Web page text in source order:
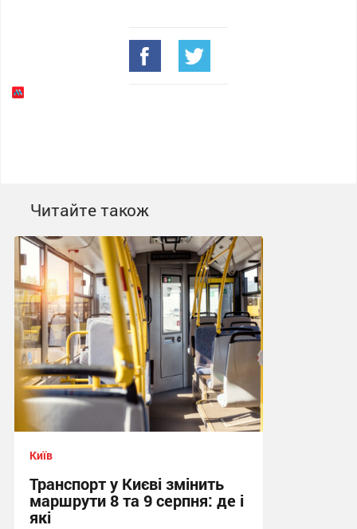
Читайте також
Київ
Транспорт у Києві змінить
маршрути 8 та 9 серпня: де і
які